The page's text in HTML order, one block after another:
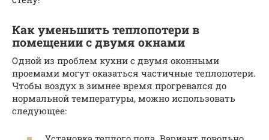
Как уменьшить теплопотери в
помещении с двумя окнами
Одной из проблем кухни с двумя оконными
проемами могут оказаться частичные теплопотери.
Чтобы воздух в зимнее время прогревался до
нормальной температуры, можно использовать
следующее: